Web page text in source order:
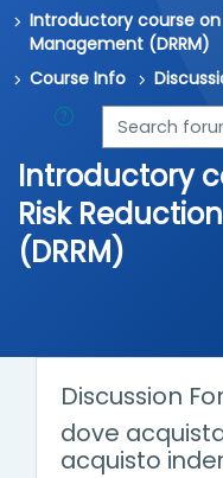
Introductory course on
Management (DRRM)
Course Info
Search forums
Introductory
Risk
(DRRM)
Discussion
dove
acquisto